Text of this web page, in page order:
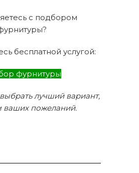
с подбором
бесплатной услугой:
фурнитуры
лучший вариант,
ваших пожеланий.